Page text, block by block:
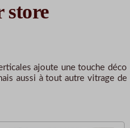
store
ajoute une touche déco
aussi à tout autre vitrage de